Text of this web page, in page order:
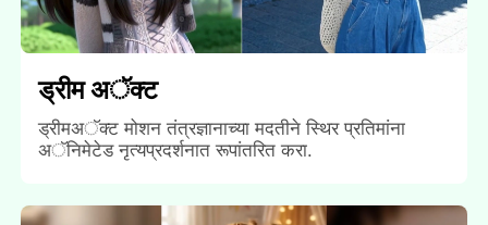
ड्रीम अॅक्ट
ड्रीमअॅक्ट मोशन तंत्रज्ञानाच्या मदतीने स्थिर प्रतिमांना
अॅनिमेटेड नृत्यप्रदर्शनात रूपांतरित करा.